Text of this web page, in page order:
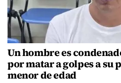
Un hombre es
por matar a golpes a su
menor de edad